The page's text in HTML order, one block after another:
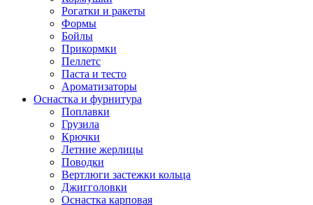
Рогатки и ракеты
Формы
Бойлы
Прикормки
Пеллетс
Паста и тесто
Ароматизаторы
Оснастка и фурнитура
Поплавки
Грузила
Крючки
Летние жерлицы
Поводки
Вертлюги застежки кольца
Джигголовки
Оснастка карповая